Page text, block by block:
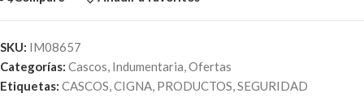
SKU: IM08657
Categorías: Cascos, Indumentaria,Ofertas
Etiquetas: CASCOS,CIGNA, PRODUCTOS,SEGURIDAD